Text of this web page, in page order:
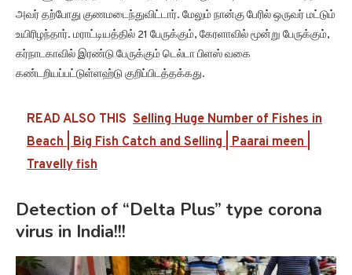
அவர் தற்போது குணமடைந்துவிட்டார். மேலும் நான்கு பேரில் ஒருவர் மட்டும்
உயிரிழந்தார். மராட்டியத்தில் 21 பேருக்கும், கேரளாவில் மூன்று பேருக்கும்,
கர்நாடகாவில் இரண்டு பேருக்கும் டெல்டா பிளஸ் வகை
கண்டறியப்பட்டுள்ளஹ்டு குறிப்பிடத்தக்கது.
READ ALSO THIS Selling Huge Number of Fishes in
Beach | Big Fish Catch and Selling | Paarai meen |
Travelly fish
Detection of “Delta Plus” type corona
virus in India!!!